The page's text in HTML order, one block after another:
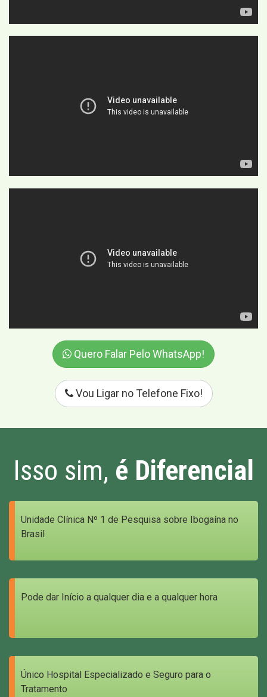
Quero Falar Pelo WhatsApp!
Vou Ligar no Telefone Fixo!
Isso sim, é Diferencial
Unidade Clínica Nº 1 de Pesquisa sobre Ibogaína no
Brasil
Pode dar Início a qualquer dia e a qualquer hora
Único Hospital Especializado e Seguro para o
Tratamento